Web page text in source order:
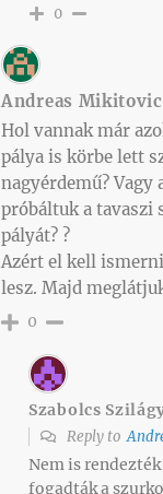
0
Andreas
Hol vannak már
pálya is körbe lett
nagyérdemű? Vagy
próbáltuk a tavaszi
pályát? ?
Azért el kell
lesz. Majd
0
Szabolcs
Reply to
Nem is
fogadták a